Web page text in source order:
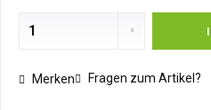
Merken Fragen zum Artikel?